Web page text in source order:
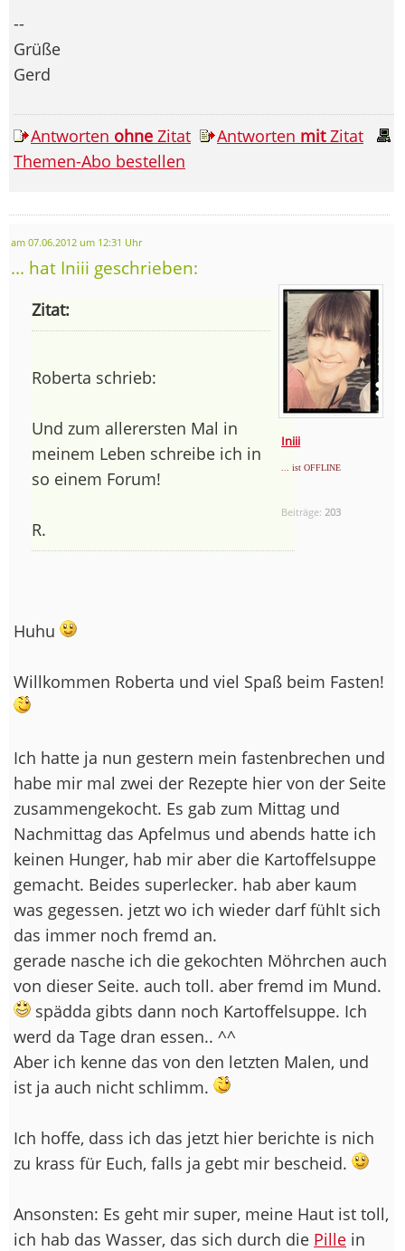
--
Grüße
Gerd
Antworten ohne Zitat Antworten mitZitat
Themen-Abo bestellen
am 07.06.2012 um 12:31 Uhr
... hat Iniii geschrieben:
Iniii
... ist OFFLINE
Beiträge: 203
Zitat:
Roberta schrieb:
Und zum allerersten Mal in
meinem Leben schreibe ich in
so einem Forum!
R.
Huhu
Willkommen Roberta und viel Spaß beim Fasten!
Ich hatte ja nun gestern mein fastenbrechen und
habe mir mal zwei der Rezepte hier von der Seite
zusammengekocht. Es gab zum Mittag und
Nachmittag das Apfelmus und abends hatte ich
keinen Hunger, hab mir aber die Kartoffelsuppe
gemacht. Beides superlecker. hab aber kaum
was gegessen. jetzt wo ich wieder darf fühlt sich
das immer noch fremd an.
gerade nasche ich die gekochten Möhrchen auch
von dieser Seite. auch toll. aber fremd im Mund.
spädda gibts dann noch Kartoffelsuppe. Ich
werd da Tage dran essen.. ^^
Aber ich kenne das von den letzten Malen, und
ist ja auch nicht schlimm.
Ich hoffe, dass ich das jetzt hier berichte is nich
zu krass für Euch, falls ja gebt mir bescheid.
Ansonsten: Es geht mir super, meine Haut ist toll,
ich hab das Wasser, das sich durch die Pille in